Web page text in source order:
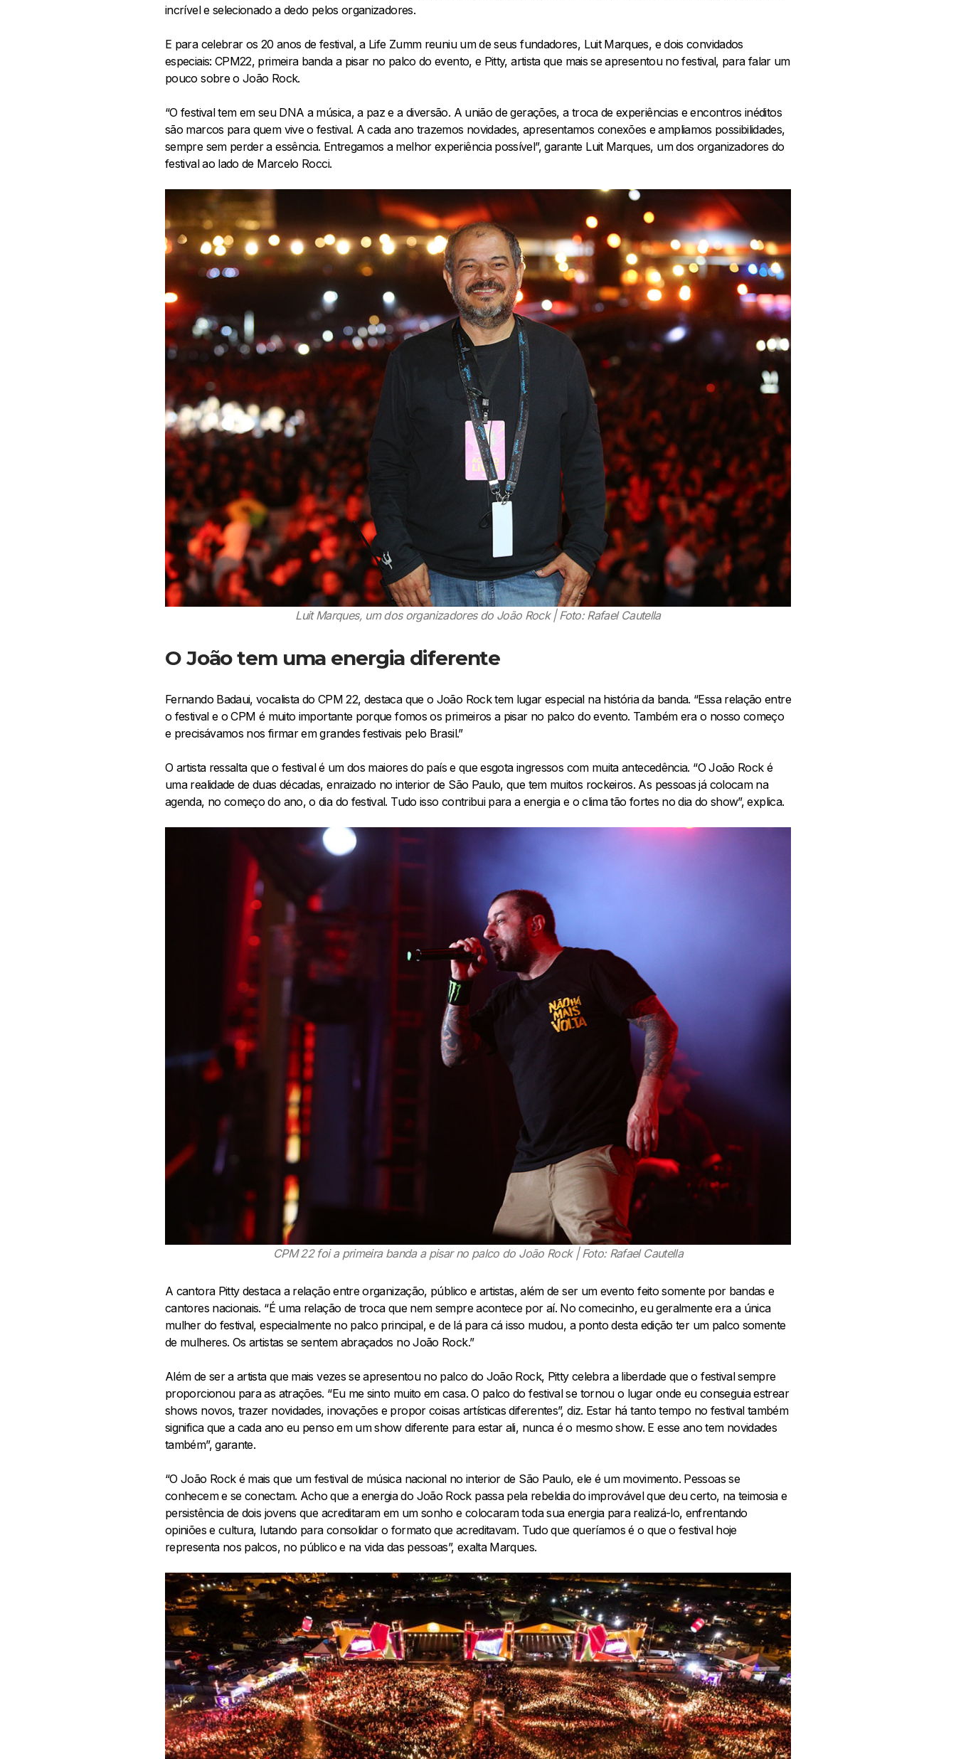
incrível e selecionado a dedo pelos organizadores.
E para celebrar os 20 anos de festival, a Life Zumm reuniu um de seus fundadores, Luit Marques, e dois convidados
especiais: CPM22, primeira banda a pisar no palco do evento, e Pitty, artista que mais se apresentou no festival, para falar um
pouco sobre o João Rock.
“O festival tem em seu DNA a música, a paz e a diversão. A união de gerações, a troca de experiências e encontros inéditos
são marcos para quem vive o festival. A cada ano trazemos novidades, apresentamos conexões e ampliamos possibilidades,
sempre sem perder a essência. Entregamos a melhor experiência possível”, garante Luit Marques, um dos organizadores do
festival ao lado de Marcelo Rocci.
Luit Marques, um dos organizadores do João Rock | Foto: Rafael Cautella
O João tem uma energia diferente
Fernando Badaui, vocalista do CPM 22, destaca que o João Rock tem lugar especial na história da banda. “Essa relação entre
o festival e o CPM é muito importante porque fomos os primeiros a pisar no palco do evento. Também era o nosso começo
e precisávamos nos firmar em grandes festivais pelo Brasil.”
O artista ressalta que o festival é um dos maiores do país e que esgota ingressos com muita antecedência. “O João Rock é
uma realidade de duas décadas, enraizado no interior de São Paulo, que tem muitos rockeiros. As pessoas já colocam na
agenda, no começo do ano, o dia do festival. Tudo isso contribui para a energia e o clima tão fortes no dia do show”, explica.
CPM 22 foi a primeira banda a pisar no palco do João Rock | Foto: Rafael Cautella
A cantora Pitty destaca a relação entre organização, público e artistas, além de ser um evento feito somente por bandas e
cantores nacionais. “É uma relação de troca que nem sempre acontece por aí. No comecinho, eu geralmente era a única
mulher do festival, especialmente no palco principal, e de lá para cá isso mudou, a ponto desta edição ter um palco somente
de mulheres. Os artistas se sentem abraçados no João Rock.”
Além de ser a artista que mais vezes se apresentou no palco do João Rock, Pitty celebra a liberdade que o festival sempre
proporcionou para as atrações. “Eu me sinto muito em casa. O palco do festival se tornou o lugar onde eu conseguia estrear
shows novos, trazer novidades, inovações e propor coisas artísticas diferentes”, diz. Estar há tanto tempo no festival também
significa que a cada ano eu penso em um show diferente para estar ali, nunca é o mesmo show. E esse ano tem novidades
também”, garante.
“O João Rock é mais que um festival de música nacional no interior de São Paulo, ele é um movimento. Pessoas se
conhecem e se conectam. Acho que a energia do João Rock passa pela rebeldia do improvável que deu certo, na teimosia e
persistência de dois jovens que acreditaram em um sonho e colocaram toda sua energia para realizá-lo, enfrentando
opiniões e cultura, lutando para consolidar o formato que acreditavam. Tudo que queríamos é o que o festival hoje
representa nos palcos, no público e na vida das pessoas”, exalta Marques.